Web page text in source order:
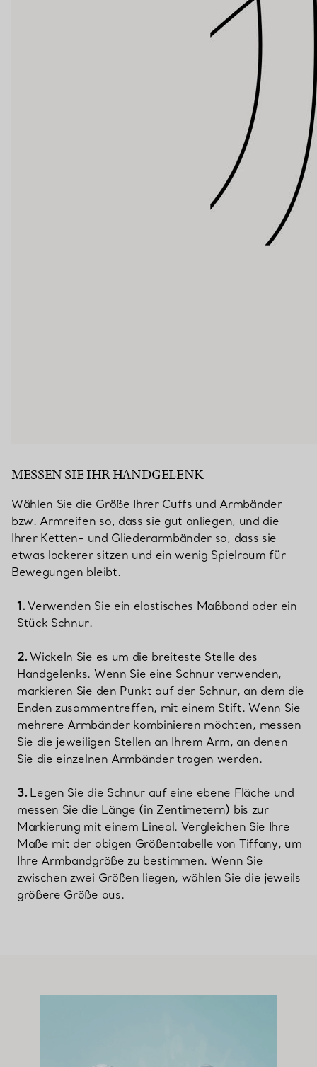
MESSEN SIE IHR HANDGELENK
Wählen Sie die Größe Ihrer Cuffs und Armbänder
bzw. Armreifen so, dass sie gut anliegen, und die
Ihrer Ketten- und Gliederarmbänder so, dass sie
etwas lockerer sitzen und ein wenig Spielraum für
Bewegungen bleibt.
Verwenden Sie ein elastisches Maßband oder ein
Stück Schnur.
Wickeln Sie es um die breiteste Stelle des
Handgelenks. Wenn Sie eine Schnur verwenden,
markieren Sie den Punkt auf der Schnur, an dem die
Enden zusammentreffen, mit einem Stift. Wenn Sie
mehrere Armbänder kombinieren möchten, messen
Sie die jeweiligen Stellen an Ihrem Arm, an denen
Sie die einzelnen Armbänder tragen werden.
Legen Sie die Schnur auf eine ebene Fläche und
messen Sie die Länge (in Zentimetern) bis zur
Markierung mit einem Lineal. Vergleichen Sie Ihre
Maße mit der obigen Größentabelle von Tiffany, um
Ihre Armbandgröße zu bestimmen. Wenn Sie
zwischen zwei Größen liegen, wählen Sie die jeweils
größere Größe aus.